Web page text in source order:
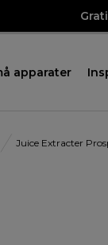
apparater
Juice Extracter